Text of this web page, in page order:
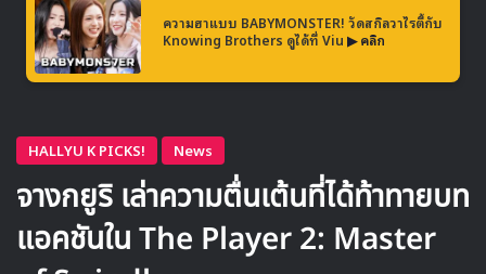
ความฮาแบบ BABYMONSTER! วัดสกิลวาไรตี้กับ
Knowing Brothers ดูได้ที่ Viu ▶ คลิก